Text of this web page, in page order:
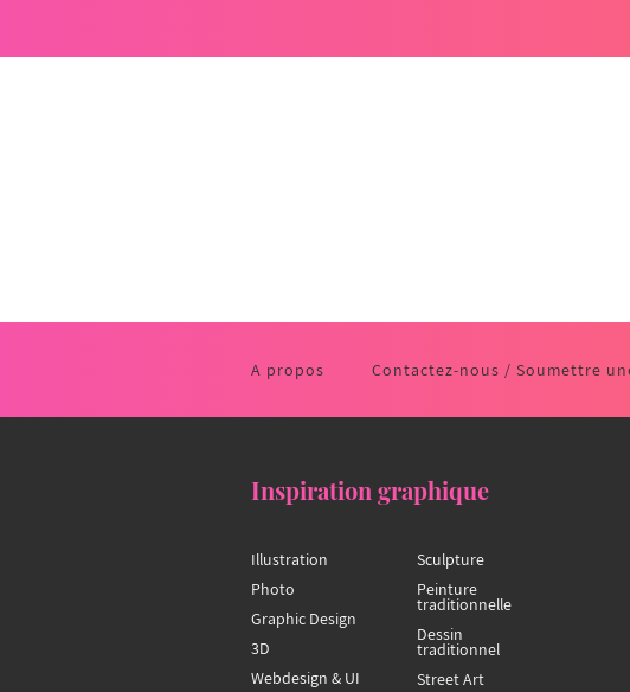
A propos Contactez-nous / Soumettre
Inspiration graphique
Illustration
Photo
Graphic Design
3D
Webdesign & UI
Sculpture
Peinture
traditionnelle
Dessin
traditionnel
Street Art